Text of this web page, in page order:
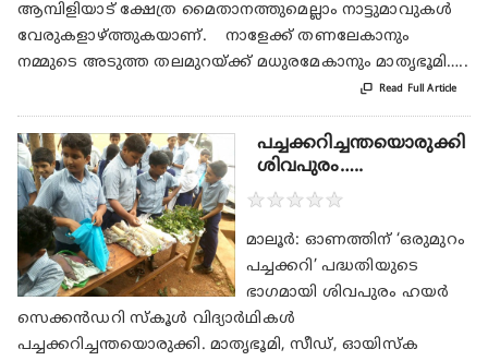
ആമ്പിളിയാട്‌ ക്ഷേത്ര മൈതാനത്തുമെല്ലാം നാട്ടുമാവുകൾ
വേരുകളാഴ്ത്തുകയാണ്‌. നാളേക്ക്‌ തണലേകാനും
നമ്മുടെ അടുത്ത തലമുറയ്ക്ക്‌ മധുരമേകാനും മാതൃഭൂമി…..
 Read Full Article
പച്ചക്കറിച്ചന്തയൊരുക്കി
ശിവപുരം…..
★★★★★
മാലൂർ: ഓണത്തിന് ‘ഒരുമുറം
പച്ചക്കറി’ പദ്ധതിയുടെ
ഭാഗമായി ശിവപുരം ഹയർ
സെക്കൻഡറി സ്കൂൾ വിദ്യാർഥികൾ
പച്ചക്കറിച്ചന്തയൊരുക്കി. മാതൃഭൂമി, സീഡ്, ഓയിസ്ക